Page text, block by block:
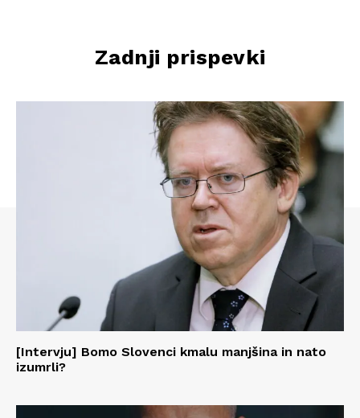
Zadnji prispevki
[Intervju] Bomo Slovenci kmalu manjšina in nato
izumrli?